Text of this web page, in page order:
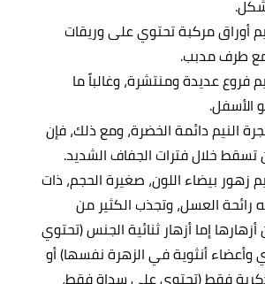
أوراق مركبة تحتوي على وريقات
طرف مدبب.
فروع عديدة ومنتشرة، وغالباً ما
الأسفل.
النيم دائمة الخضرة، ومع ذلك، فإن
تسقط خلال فترات الجفاف الشديد.
زهور بيضاء اللون، صغيرة الحجم، ذات
رائحة العسل، وتجذب الكثير من
إما أزهار ثنائية الجنس (تحتوي
أنثوية في الزهرة نفسها) أو